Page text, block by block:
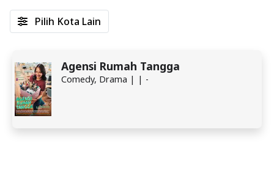
Agensi Rumah Tangga
Comedy, Drama | | -
Pilih Kota Lain